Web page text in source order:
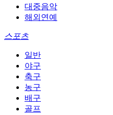
대중음악
해외연예
스포츠
일반
야구
축구
농구
배구
골프